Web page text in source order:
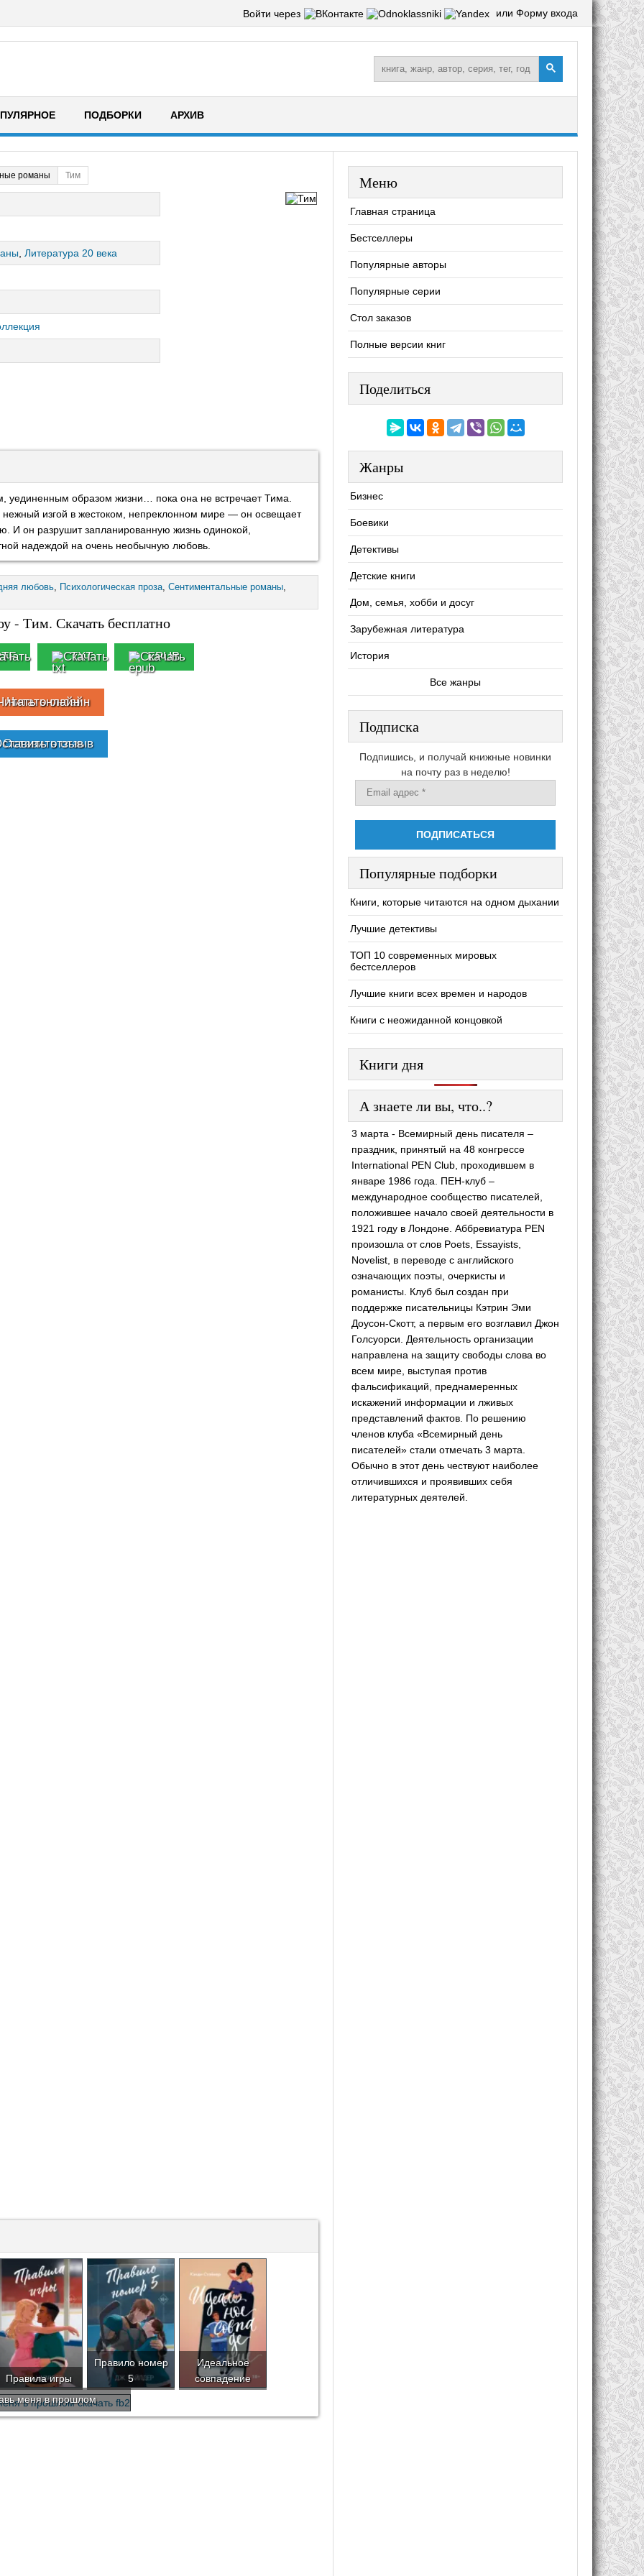
Войти через или Форму входа
ПОДБОРКИ АРХИВ
романы Тим
Литература 20 века
образом жизни… пока она не встречает Тима.
изгой в жестоком, непреклонном мире — он освещает
И он разрушит запланированную жизнь одинокой,
надеждой на очень необычную любовь.
любовь Психологическая проза Сентиментальные романы
- Тим. Скачать бесплатно
TXT EPUB
Читать онлайн
Оставить отзыв
Правила игры
Правило номер
5
Идеальное
совпадение
меня в прошлом
Меню
Главная страница
Бестселлеры
Популярные авторы
Популярные серии
Стол заказов
Полные версии книг
Поделиться
Жанры
Бизнес
Боевики
Детективы
Детские книги
Дом, семья, хобби и досуг
Зарубежная литература
История
Все жанры
Подписка
Подпишись, и получай книжные новинки
на почту раз в неделю!
Популярные подборки
Книги, которые читаются на одном дыхании
Лучшие детективы
ТОП 10 современных мировых
бестселлеров
Лучшие книги всех времен и народов
Книги с неожиданной концовкой
Книги дня
А знаете ли вы, что..?
3 марта - Всемирный день писателя –
праздник, принятый на 48 конгрессе
International PEN Club, проходившем в
январе 1986 года. ПЕН-клуб –
международное сообщество писателей,
положившее начало своей деятельности в
1921 году в Лондоне. Аббревиатура PEN
произошла от слов Poets, Essayists,
Novelist, в переводе с английского
означающих поэты, очеркисты и
романисты. Клуб был создан при
поддержке писательницы Кэтрин Эми
Доусон-Скотт, а первым его возглавил Джон
Голсуорси. Деятельность организации
направлена на защиту свободы слова во
всем мире, выступая против
фальсификаций, преднамеренных
искажений информации и лживых
представлений фактов. По решению
членов клуба «Всемирный день
писателей» стали отмечать 3 марта.
Обычно в этот день чествуют наиболее
отличившихся и проявивших себя
литературных деятелей.